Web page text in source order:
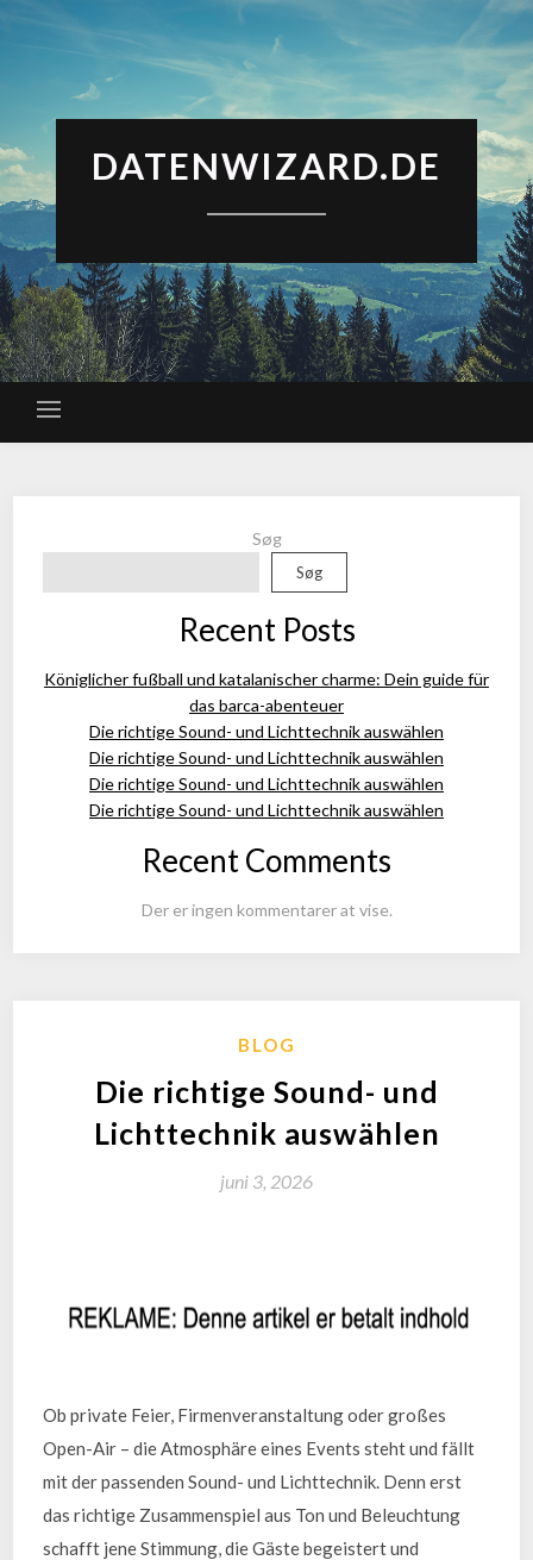
DATENWIZARD.DE
Søg
Søg
Recent Posts
Königlicher fußball und katalanischer charme: Dein guide für
das barca-abenteuer
Die richtige Sound- und Lichttechnik auswählen
Die richtige Sound- und Lichttechnik auswählen
Die richtige Sound- und Lichttechnik auswählen
Die richtige Sound- und Lichttechnik auswählen
Recent Comments
Der er ingen kommentarer at vise.
BLOG
Die richtige Sound- und
Lichttechnik auswählen
juni 3, 2026
Ob private Feier, Firmenveranstaltung oder großes
Open-Air – die Atmosphäre eines Events steht und fällt
mit der passenden Sound- und Lichttechnik. Denn erst
das richtige Zusammenspiel aus Ton und Beleuchtung
schafft jene Stimmung, die Gäste begeistert und